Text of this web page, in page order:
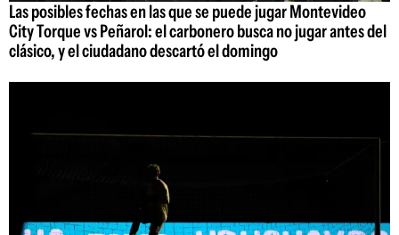
Las posibles fechas en las que se puede jugar Montevideo
City Torque vs Peñarol: el carbonero busca no jugar antes del
clásico, y el ciudadano descartó el domingo